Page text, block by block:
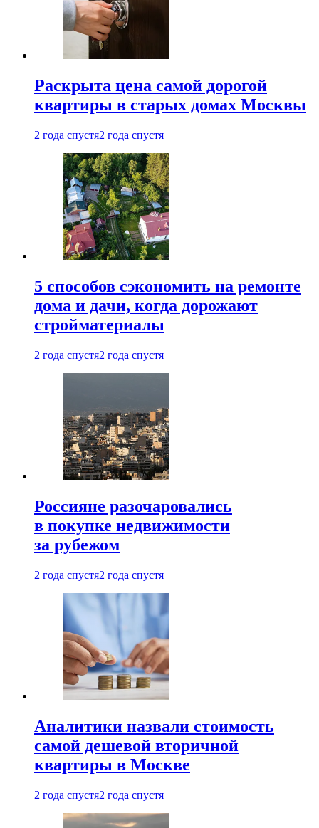
Раскрыта цена самой дорогой
квартиры в старых домах Москвы
2 года спустя2 года спустя
5 способов сэкономить на ремонте
дома и дачи, когда дорожают
стройматериалы
2 года спустя2 года спустя
Россияне разочаровались
в покупке недвижимости
за рубежом
2 года спустя2 года спустя
Аналитики назвали стоимость
самой дешевой вторичной
квартиры в Москве
2 года спустя2 года спустя